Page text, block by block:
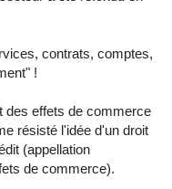
contrats, comptes,
!
des effets de commerce
résisté l'idée d'un droit
(appellation
de commerce).